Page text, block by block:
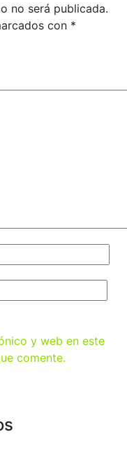
no será publicada.
con *
y web en este
comente.